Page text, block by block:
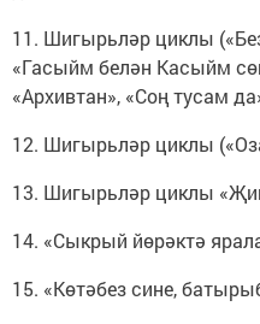
11. Шигырьләр циклы
«Гасыйм белән Касыйм
«Архивтан», «Соң тусам
12. Шигырьләр циклы
13. Шигырьләр циклы
14. «Сыкрый йөрәктә
15. «Көтәбез сине,